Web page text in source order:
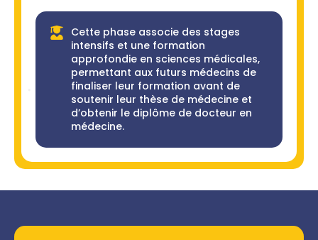
Cette phase associe des stages
intensifs et une formation
approfondie en sciences médicales,
permettant aux futurs médecins de
finaliser leur formation avant de
soutenir leur thèse de médecine et
d’obtenir le diplôme de docteur en
médecine.